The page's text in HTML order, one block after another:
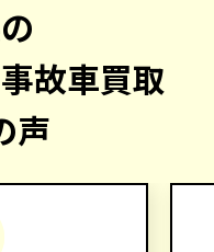
故車買取
声